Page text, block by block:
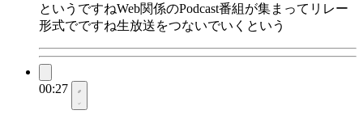
というですねWeb関係のPodcast番組が集まってリレー
形式でですね生放送をつないでいくという
00:27